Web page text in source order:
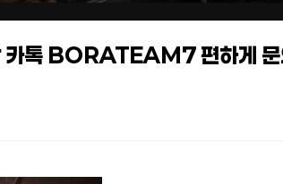
톡 BORATEAM7 편하게 문